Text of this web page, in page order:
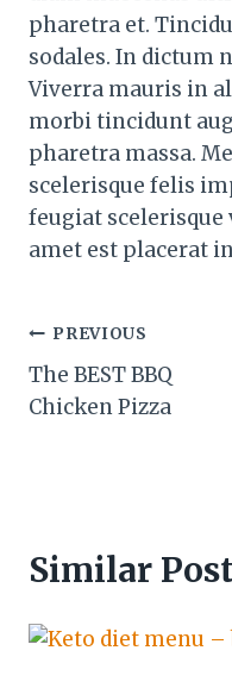
pharetra et.
sodales. In dictum
Viverra mauris in
morbi tincidunt
pharetra massa.
scelerisque felis
feugiat
amet est placerat
Post
navigation
PREVIOUS
The BEST BBQ
Chicken Pizza
Similar